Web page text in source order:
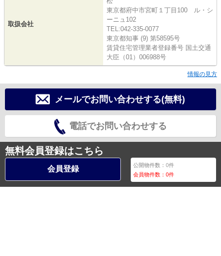
取扱会社
東京都府中市宮町１丁目100 ル・シ
ーニュ102
TEL:042-335-0077
東京都知事 (9) 第58595号
賃貸住宅管理業者登録番号 国土交通
大臣（01）006988号
情報の見方
メールでお問い合わせする(無料)
電話でお問い合わせする
無料会員登録はこちら
会員登録 公開物件数：0件
会員物件数：0件